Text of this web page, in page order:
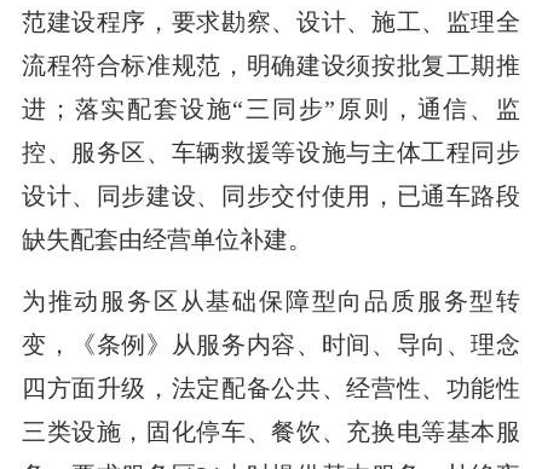
范建设程序，要求勘察、设计、施工、监理全
流程符合标准规范，明确建设须按批复工期推
进；落实配套设施“三同步”原则，通信、监
控、服务区、车辆救援等设施与主体工程同步
设计、同步建设、同步交付使用，已通车路段
缺失配套由经营单位补建。
为推动服务区从基础保障型向品质服务型转
变，《条例》从服务内容、时间、导向、理念
四方面升级，法定配备公共、经营性、功能性
三类设施，固化停车、餐饮、充换电等基本服